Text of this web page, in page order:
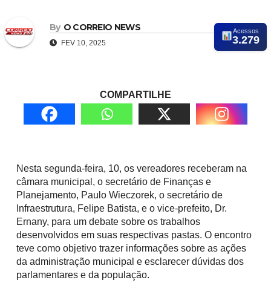
By O CORREIO NEWS
FEV 10, 2025
Acessos
3.279
COMPARTILHE
Nesta segunda-feira, 10, os vereadores receberam na
câmara municipal, o secretário de Finanças e
Planejamento, Paulo Wieczorek, o secretário de
Infraestrutura, Felipe Batista, e o vice-prefeito, Dr.
Ernany, para um debate sobre os trabalhos
desenvolvidos em suas respectivas pastas. O encontro
teve como objetivo trazer informações sobre as ações
da administração municipal e esclarecer dúvidas dos
parlamentares e da população.